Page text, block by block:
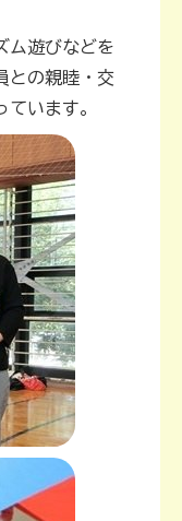
ム遊びなどを
との親睦・交
います。